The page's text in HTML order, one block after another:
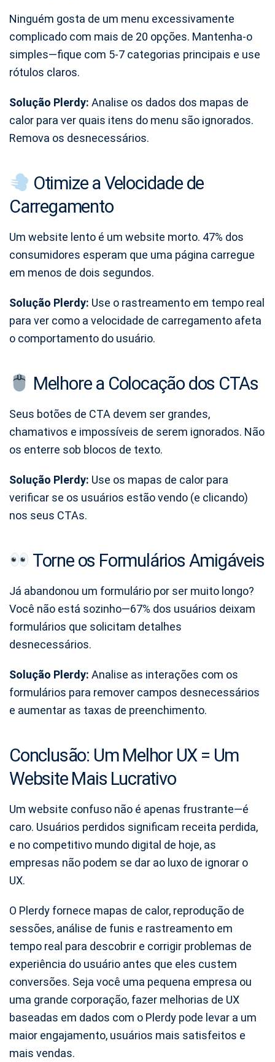
Ninguém gosta de um menu excessivamente
complicado com mais de 20 opções. Mantenha-o
simples—fique com 5-7 categorias principais e use
rótulos claros.
Solução Plerdy: Analise os dados dos mapas de
calor para ver quais itens do menu são ignorados.
Remova os desnecessários.
Otimize a Velocidade de
Carregamento
Um website lento é um website morto. 47% dos
consumidores esperam que uma página carregue
em menos de dois segundos.
Solução Plerdy: Use o rastreamento em tempo real
para ver como a velocidade de carregamento afeta
o comportamento do usuário.
Melhore a Colocação dos CTAs
Seus botões de CTA devem ser grandes,
chamativos e impossíveis de serem ignorados. Não
os enterre sob blocos de texto.
Solução Plerdy: Use os mapas de calor para
verificar se os usuários estão vendo (e clicando)
nos seus CTAs.
Torne os Formulários Amigáveis
Já abandonou um formulário por ser muito longo?
Você não está sozinho—67% dos usuários deixam
formulários que solicitam detalhes
desnecessários.
Solução Plerdy: Analise as interações com os
formulários para remover campos desnecessários
e aumentar as taxas de preenchimento.
Conclusão: Um Melhor UX = Um
Website Mais Lucrativo
Um website confuso não é apenas frustrante—é
caro. Usuários perdidos significam receita perdida,
e no competitivo mundo digital de hoje, as
empresas não podem se dar ao luxo de ignorar o
UX.
O Plerdy fornece mapas de calor, reprodução de
sessões, análise de funis e rastreamento em
tempo real para descobrir e corrigir problemas de
experiência do usuário antes que eles custem
conversões. Seja você uma pequena empresa ou
uma grande corporação, fazer melhorias de UX
baseadas em dados com o Plerdy pode levar a um
maior engajamento, usuários mais satisfeitos e
mais vendas.